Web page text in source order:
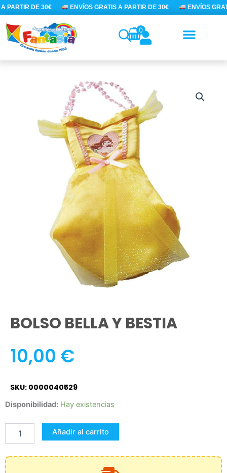
Ir
al
contenido
PARTIR DE 30€ ENVÍOS GRATIS A PARTIR DE 30€ ENVÍOS
0
BOLSO BELLA Y BESTIA
10,00 €
SKU: 0000040529
Disponibilidad: Hay existencias
BOLSO
Y
BESTIA
cantidad
Añadir al carrito